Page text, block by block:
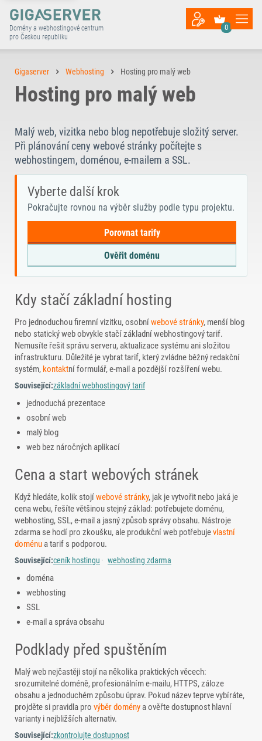
Domény a webhostingové centrum
pro Českou republiku
0
Gigaserver Webhosting Hosting pro malý web
Hosting pro malý web
Malý web, vizitka nebo blog nepotřebuje složitý server.
Při plánování ceny webové stránky počítejte s
webhostingem, doménou, e-mailem a SSL.
Vyberte další krok
Pokračujte rovnou na výběr služby podle typu projektu.
Porovnat tarify
Ověřit doménu
Kdy stačí základní hosting
Pro jednoduchou firemní vizitku, osobníwebové stránky, menší blog
nebo statický web obvykle stačí základní webhostingový tarif.
Nemusíte řešit správu serveru, aktualizace systému ani složitou
infrastrukturu. Důležité je vybrat tarif, který zvládne běžný redakční
systém, kontaktní formulář, e-mail a pozdější rozšíření webu.
Související:základní webhostingový tarif
jednoduchá prezentace
osobní web
malý blog
web bez náročných aplikací
Cena a start webových stránek
Když hledáte, kolik stojíwebové stránky, jak je vytvořit nebo jaká je
cena webu, řešíte většinou stejný základ: potřebujete doménu,
webhosting, SSL, e-mail a jasný způsob správy obsahu. Nástroje
zdarma se hodí pro zkoušku, ale produkční web potřebujevlastní
doménu a tarif s podporou.
Související:ceník hostingu webhosting zdarma
doména
webhosting
SSL
e-mail a správa obsahu
Podklady před spuštěním
Malý web nejčastěji stojí na několika praktických věcech:
srozumitelné doméně, profesionálním e-mailu, HTTPS, záloze
obsahu a jednoduchém způsobu úprav. Pokud název teprve vybíráte,
projděte si pravidla pro výběr domény a ověřte dostupnost hlavní
varianty i nejbližších alternativ.
Související:zkontrolujte dostupnost